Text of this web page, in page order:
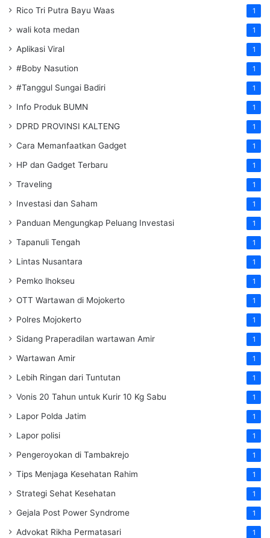
Rico Tri Putra Bayu Waas 1
wali kota medan 1
Aplikasi Viral 1
#Boby Nasution 1
#Tanggul Sungai Badiri 1
Info Produk BUMN 1
DPRD PROVINSI KALTENG 1
Cara Memanfaatkan Gadget 1
HP dan Gadget Terbaru 1
Traveling 1
Investasi dan Saham 1
Panduan Mengungkap Peluang Investasi 1
Tapanuli Tengah 1
Lintas Nusantara 1
Pemko lhokseu 1
OTT Wartawan di Mojokerto 1
Polres Mojokerto 1
Sidang Praperadilan wartawan Amir 1
Wartawan Amir 1
Lebih Ringan dari Tuntutan 1
Vonis 20 Tahun untuk Kurir 10 Kg Sabu 1
Lapor Polda Jatim 1
Lapor polisi 1
Pengeroyokan di Tambakrejo 1
Tips Menjaga Kesehatan Rahim 1
Strategi Sehat Kesehatan 1
Gejala Post Power Syndrome 1
Advokat Rikha Permatasari 1